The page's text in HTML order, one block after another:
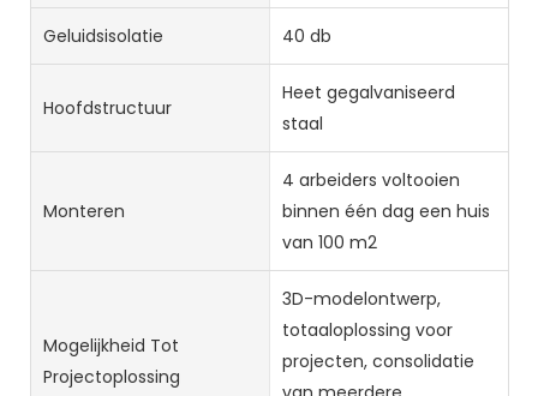
Geluidsisolatie 40 db
Hoofdstructuur
Heet gegalvaniseerd
staal
Monteren
4 arbeiders voltooien
binnen één dag een huis
van 100 m2
Mogelijkheid Tot
Projectoplossing
3D-modelontwerp,
totaaloplossing voor
projecten, consolidatie